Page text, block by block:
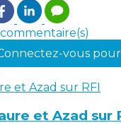
vous
et Azad sur